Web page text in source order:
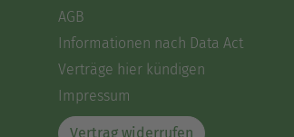
AGB
Informationen nach Data Act
Verträge hier kündigen
Impressum
Vertrag widerrufen